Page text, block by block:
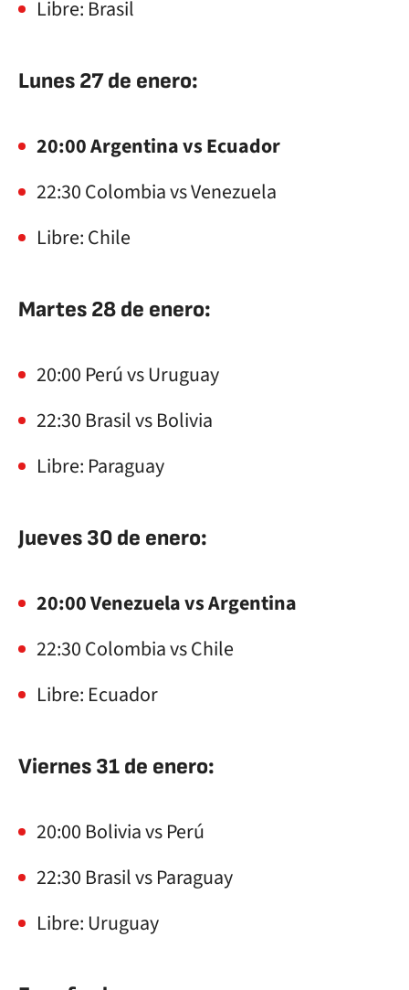
Libre: Brasil
Lunes 27 de enero:
20:00 Argentina vs Ecuador
22:30 Colombia vs Venezuela
Libre: Chile
Martes 28 de enero:
20:00 Perú vs Uruguay
22:30 Brasil vs Bolivia
Libre: Paraguay
Jueves 30 de enero:
20:00 Venezuela vs Argentina
22:30 Colombia vs Chile
Libre: Ecuador
Viernes 31 de enero:
20:00 Bolivia vs Perú
22:30 Brasil vs Paraguay
Libre: Uruguay